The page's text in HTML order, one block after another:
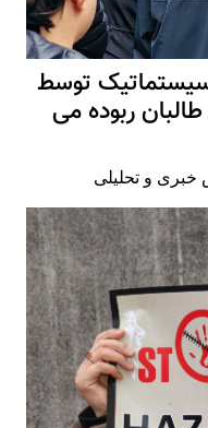
توسط
ربوده می
خبری و تحلیلی